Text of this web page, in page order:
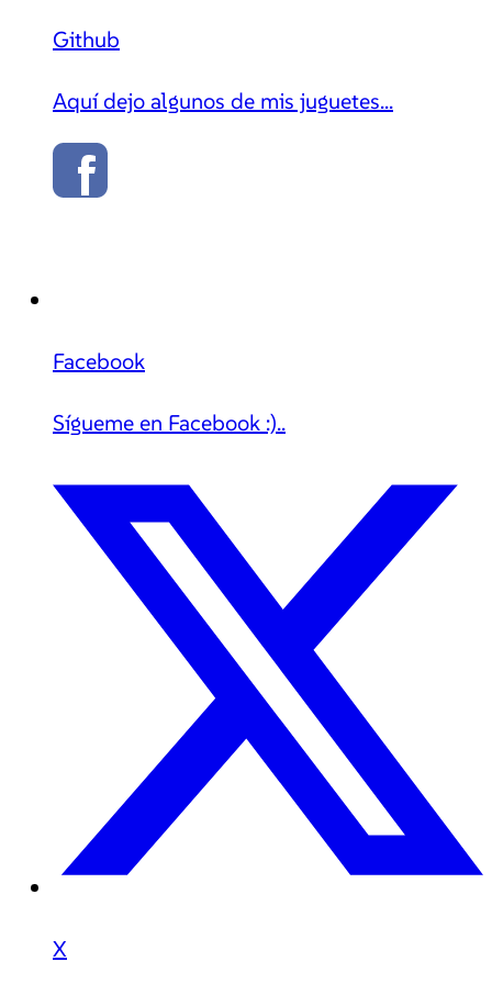
Github
Aquí dejo algunos de mis juguetes...
Facebook
Sígueme en Facebook :)..
X